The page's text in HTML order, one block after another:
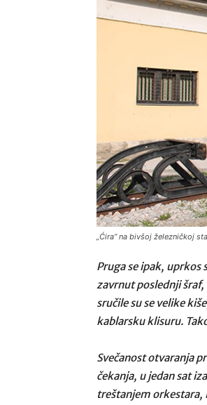
„Ćira“ na bivšoj železničkoj
Pruga se ipak, uprkos
zavrnut poslednji šraf,
sručile su se velike
kablarsku klisuru.
Svečanost otvaranja
čekanja, u jedan sat
treštanjem orkestara,